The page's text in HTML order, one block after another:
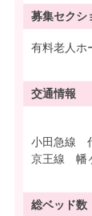
募集セクシ
有料老人ホ
交通情報
小田急線
京王線 幡
総ベッド数